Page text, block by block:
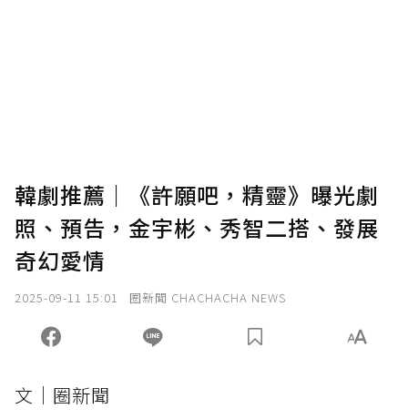
韓劇推薦｜《許願吧，精靈》曝光劇
照、預告，金宇彬、秀智二搭、發展
奇幻愛情
2025-09-11 15:01 圈新聞 CHACHACHA NEWS
文｜圈新聞